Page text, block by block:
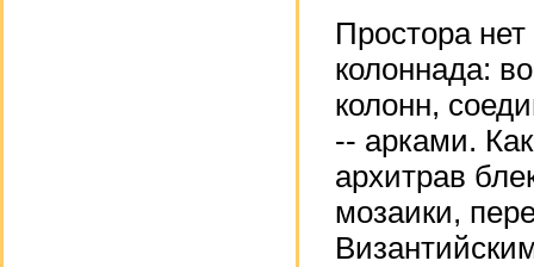
Простора
колоннада:
колонн,
-- арками.
архитрав
мозаики,